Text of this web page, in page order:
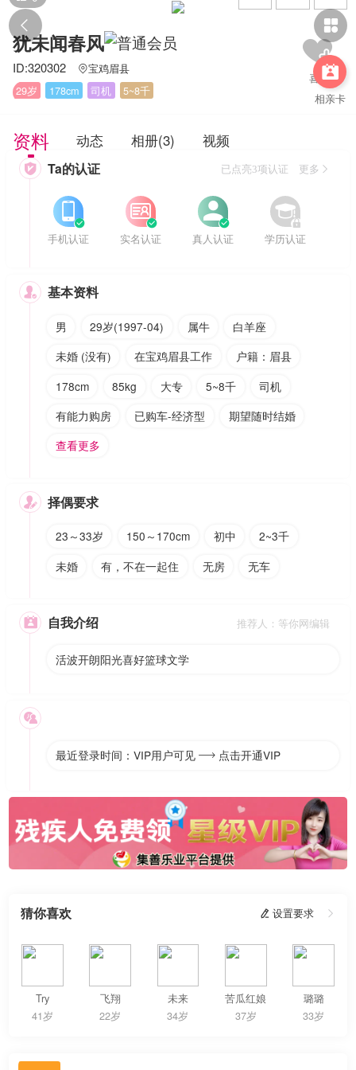
 

相亲卡
犹未闻春风
ID:320302 宝鸡眉县
29岁
178cm 司机 5~8千
资料 动态 相册(3) 视频
 Ta的认证 已点亮3项认证 更多


手机认证


实名认证


真人认证


学历认证
 基本资料
男 29岁(1997-04) 属牛
白羊座
未婚 (没有)
在宝鸡眉县工作
户籍：眉县
178cm
85kg 大专 5~8千
司机
有能力购房
已购车-经济型
期望随时结婚
查看更多
 择偶要求
23～33岁 150～170cm 初中
2~3千
未婚
有，不在一起住 无房 无车
 自我介绍 推荐人：等你网编辑
活波开朗阳光喜好篮球文学

最近登录时间：VIP用户可见  点击开通VIP
猜你喜欢  设置要求 
Try
41岁
飞翔
22岁
未来
34岁
苦瓜红娘
37岁
璐璐
33岁